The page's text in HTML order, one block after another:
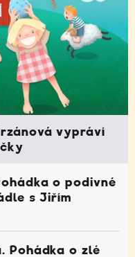
vypráví
o podivné
s Jiřím
Pohádka o zlé